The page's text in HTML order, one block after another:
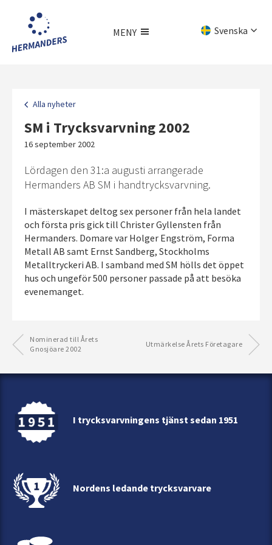
huvudinnehållet
Svenska
MENY
Alla nyheter
SM i Trycksvarvning 2002
16 september 2002
Lördagen den 31:a augusti arrangerade
Hermanders AB SM i handtrycksvarvning.
I mästerskapet deltog sex personer från hela landet
och första pris gick till Christer Gyllensten från
Hermanders. Domare var Holger Engström, Forma
Metall AB samt Ernst Sandberg, Stockholms
Metalltryckeri AB. I samband med SM hölls det öppet
hus och ungeför 500 personer passade på att besöka
evenemanget.
Nominerad till Årets
Gnosjöare 2002
Utmärkelse Årets Företagare
I trycksvarvningens tjänst sedan 1951
Nordens ledande trycksvarvare